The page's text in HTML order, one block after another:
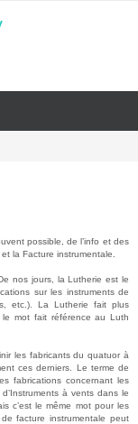
possible, de l’info et des
la Facture instrumentale.
nos jours, la Lutherie est le
sur les instruments de
etc.). La Lutherie fait plus
le mot fait référence au Luth
les fabricants du quatuor à
ces derniers. Le terme de
fabrications concernant les
à vents dans le
c’est le même mot pour les
facture instrumentale peut